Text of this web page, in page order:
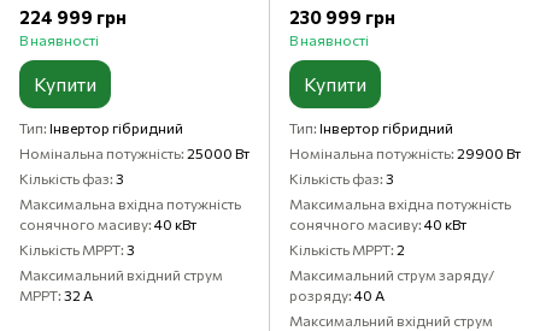
224 999 грн
В наявності
Купити
Тип Інвертор гібридний
Номінальна потужність 25000 Вт
Кількість фаз 3
Максимальна вхідна потужність
сонячного масиву 40 кВт
Кількість MPPT 3
Максимальний вхідний струм
MPPT 32 А
230 999 грн
В наявності
Купити
Тип Інвертор гібридний
Номінальна потужність 29900 Вт
Кількість фаз 3
Максимальна вхідна потужність
сонячного масиву 40 кВт
Кількість MPPT 2
Максимальний струм заряду/
розряду 40 А
Максимальний вхідний струм